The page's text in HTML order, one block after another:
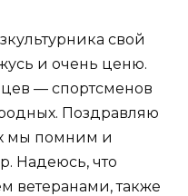
свой
и очень ценю.
— спортсменов
Поздравляю
мы помним и
Надеюсь, что
ветеранами, также